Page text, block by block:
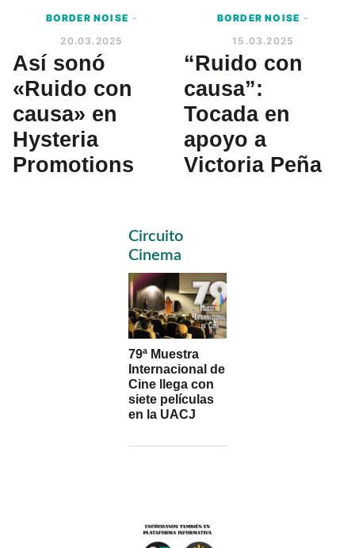
BORDER NOISE -
20.03.2025
Así sonó
«Ruido con
causa» en
Hysteria
Promotions
BORDER NOISE -
15.03.2025
“Ruido con
causa”:
Tocada en
apoyo a
Victoria Peña
Primary
Sidebar
Circuito
Cinema
79ª Muestra
Internacional de
Cine llega con
siete películas
en la UACJ